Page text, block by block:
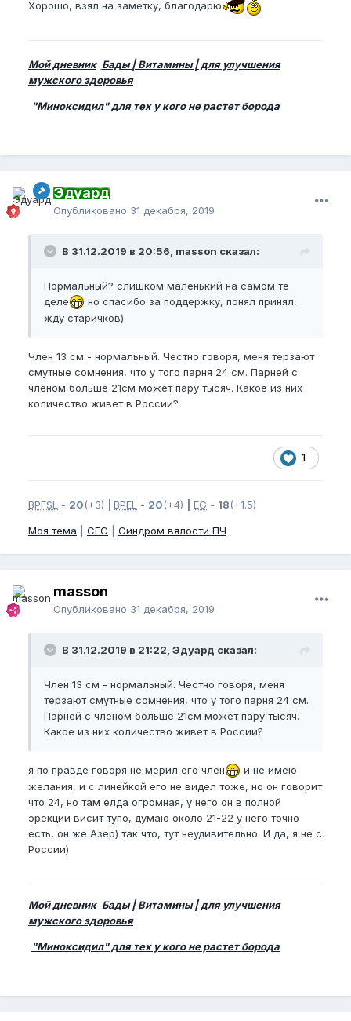
Хорошо, взял на заметку, благодарю
Мой дневник Бады | Витамины | для улучшения
мужского здоровья
"Миноксидил" для тех у кого не растет борода
Эдуард
Опубликовано 31 декабря, 2019
В 31.12.2019 в 20:56, masson сказал:
Нормальный? слишком маленький на самом те
деле
но спасибо за поддержку, понял принял,
жду старичков)
Член 13 см - нормальный. Честно говоря, меня терзают
смутные сомнения, что у того парня 24 см. Парней с
членом больше 21см может пару тысяч. Какое из них
количество живет в России?
1
BPFSL - 20(+3) BPEL - 20(+4) EG - 18(+1.5)
Моя тема СГС Синдром вялости ПЧ
masson
Опубликовано 31 декабря, 2019
В 31.12.2019 в 21:22, Эдуард сказал:
Член 13 см - нормальный. Честно говоря, меня
терзают смутные сомнения, что у того парня 24 см.
Парней с членом больше 21см может пару тысяч.
Какое из них количество живет в России?
я по правде говоря не мерил его член
и не имею
желания, и с линейкой его не видел тоже, но он говорит
что 24, но там елда огромная, у него он в полной
эрекции висит тупо, думаю около 21-22 у него точно
есть, он же Азер) так что, тут неудивительно. И да, я не с
России)
Мой дневник Бады | Витамины | для улучшения
мужского здоровья
"Миноксидил" для тех у кого не растет борода